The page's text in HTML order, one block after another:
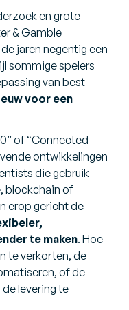
en grote
& Gamble
jaren negentig een
sommige spelers
van best
voor een
of “Connected
ontwikkelingen
die gebruik
blockchain of
erop gericht de
te maken. Hoe
te verkorten, de
of de
levering te